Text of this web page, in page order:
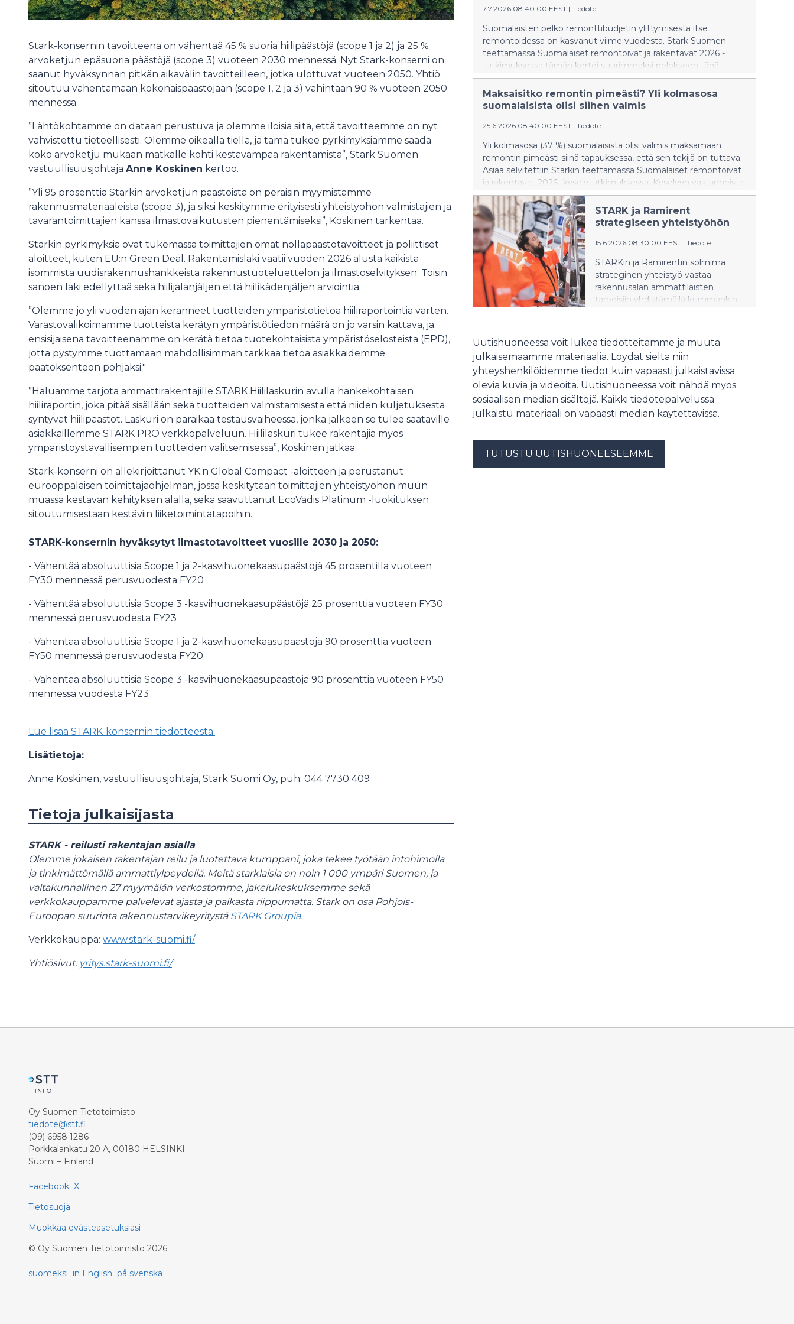
Stark-konsernin tavoitteena on vähentää 45 % suoria hiilipäästöjä (scope 1 ja 2) ja 25 %
arvoketjun epäsuoria päästöjä (scope 3) vuoteen 2030 mennessä. Nyt Stark-konserni on
saanut hyväksynnän pitkän aikavälin tavoitteilleen, jotka ulottuvat vuoteen 2050. Yhtiö
sitoutuu vähentämään kokonaispäästöjään (scope 1, 2 ja 3) vähintään 90 % vuoteen 2050
mennessä.
”Lähtökohtamme on dataan perustuva ja olemme iloisia siitä, että tavoitteemme on nyt
vahvistettu tieteellisesti. Olemme oikealla tiellä, ja tämä tukee pyrkimyksiämme saada
koko arvoketju mukaan matkalle kohti kestävämpää rakentamista”, Stark Suomen
vastuullisuusjohtaja Anne Koskinen kertoo.
”Yli 95 prosenttia Starkin arvoketjun päästöistä on peräisin myymistämme
rakennusmateriaaleista (scope 3), ja siksi keskitymme erityisesti yhteistyöhön valmistajien ja
tavarantoimittajien kanssa ilmastovaikutusten pienentämiseksi”, Koskinen tarkentaa.
Starkin pyrkimyksiä ovat tukemassa toimittajien omat nollapäästötavoitteet ja poliittiset
aloitteet, kuten EU:n Green Deal. Rakentamislaki vaatii vuoden 2026 alusta kaikista
isommista uudisrakennushankkeista rakennustuoteluettelon ja ilmastoselvityksen. Toisin
sanoen laki edellyttää sekä hiilijalanjäljen että hiilikädenjäljen arviointia.
”Olemme jo yli vuoden ajan keränneet tuotteiden ympäristötietoa hiiliraportointia varten.
Varastovalikoimamme tuotteista kerätyn ympäristötiedon määrä on jo varsin kattava, ja
ensisijaisena tavoitteenamme on kerätä tietoa tuotekohtaisista ympäristöselosteista (EPD),
jotta pystymme tuottamaan mahdollisimman tarkkaa tietoa asiakkaidemme
päätöksenteon pohjaksi."
”Haluamme tarjota ammattirakentajille STARK Hiililaskurin avulla hankekohtaisen
hiiliraportin, joka pitää sisällään sekä tuotteiden valmistamisesta että niiden kuljetuksesta
syntyvät hiilipäästöt. Laskuri on paraikaa testausvaiheessa, jonka jälkeen se tulee saataville
asiakkaillemme STARK PRO verkkopalveluun. Hiililaskuri tukee rakentajia myös
ympäristöystävällisempien tuotteiden valitsemisessa”, Koskinen jatkaa.
Stark-konserni on allekirjoittanut YK:n Global Compact -aloitteen ja perustanut
eurooppalaisen toimittajaohjelman, jossa keskitytään toimittajien yhteistyöhön muun
muassa kestävän kehityksen alalla, sekä saavuttanut EcoVadis Platinum -luokituksen
sitoutumisestaan kestäviin liiketoimintatapoihin.
STARK-konsernin hyväksytyt ilmastotavoitteet vuosille 2030 ja 2050:
- Vähentää absoluuttisia Scope 1 ja 2-kasvihuonekaasupäästöjä 45 prosentilla vuoteen
FY30 mennessä perusvuodesta FY20
- Vähentää absoluuttisia Scope 3 -kasvihuonekaasupäästöjä 25 prosenttia vuoteen FY30
mennessä perusvuodesta FY23
- Vähentää absoluuttisia Scope 1 ja 2-kasvihuonekaasupäästöjä 90 prosenttia vuoteen
FY50 mennessä perusvuodesta FY20
- Vähentää absoluuttisia Scope 3 -kasvihuonekaasupäästöjä 90 prosenttia vuoteen FY50
mennessä vuodesta FY23
Lue lisää STARK-konsernin tiedotteesta.
Lisätietoja:
Anne Koskinen, vastuullisuusjohtaja, Stark Suomi Oy, puh. 044 7730 409
Tietoja julkaisijasta
STARK - reilusti rakentajan asialla
Olemme jokaisen rakentajan reilu ja luotettava kumppani, joka tekee työtään intohimolla
ja tinkimättömällä ammattiylpeydellä. Meitä starklaisiaon noin 1 000 ympäri Suomen, ja
valtakunnallinen 27 myymälän verkostomme, jakelukeskuksemme sekä
verkkokauppamme palvelevat ajasta ja paikasta riippumatta. Starkon osa Pohjois-
Euroopan suurinta rakennustarvikeyritystä STARK Groupia.
Verkkokauppa: www.stark-suomi.fi/
Yhtiösivut: yritys.stark-suomi.fi/
7.7.2026 08:40:00 EEST | Tiedote
Suomalaisten pelko remonttibudjetin ylittymisestä itse
remontoidessa on kasvanut viime vuodesta. Stark Suomen
teettämässä Suomalaiset remontoivat ja rakentavat 2026 -
tutkimuksessa tämän kertoi suurimmaksi pelokseen tänä
vuonna 30 prosenttia vastaajista. Viime vuonna vastaava luku oli
21 prosenttia. Remonttipeloista huolimatta kyselyyn
osallistuneista alle viidesosalla (19 %) on remontti joskus
Maksaisitko remontin pimeästi? Yli kolmasosa
suomalaisista olisi siihen valmis
25.6.2026 08:40:00 EEST | Tiedote
Yli kolmasosa (37 %) suomalaisista olisi valmis maksamaan
remontin pimeästi siinä tapauksessa, että sen tekijä on tuttava.
Asiaa selvitettiin Starkin teettämässä Suomalaiset remontoivat
ja rakentavat 2026 -kyselytutkimuksessa. Kyselyyn vastanneista
puolestaan 47 prosenttia sanoo, ettei koskaan maksaisi
pimeästi remontista.
STARK ja Ramirent
strategiseen yhteistyöhön
15.6.2026 08:30:00 EEST | Tiedote
STARKin ja Ramirentin solmima
strateginen yhteistyö vastaa
rakennusalan ammattilaisten
tarpeisiin yhdistämällä kummankin
konevuokrauksen
asiantuntemuksesta ja
monipuolisesta kalustosta. Koneiden
ja laitteiden vuokraus on helppoa ja
sujuvaa, mikä tehostaa työmaiden
sujuvuutta. Hyvin palveleva
vuokrauspalvelu vähentää
Uutishuoneessa voit lukea tiedotteitamme ja muuta
julkaisemaamme materiaalia. Löydät sieltä niin
yhteyshenkilöidemme tiedot kuin vapaasti julkaistavissa
olevia kuvia ja videoita. Uutishuoneessa voit nähdä myös
sosiaalisen median sisältöjä. Kaikki tiedotepalvelussa
julkaistu materiaali on vapaasti median käytettävissä.
TUTUSTU UUTISHUONEESEEMME
Oy Suomen Tietotoimisto
tiedote@stt.fi
(09) 6958 1286
Porkkalankatu 20 A, 00180 HELSINKI
Suomi – Finland
Facebook X
Tietosuoja
Muokkaa evästeasetuksiasi
© Oy Suomen Tietotoimisto 2026
suomeksi in English på svenska